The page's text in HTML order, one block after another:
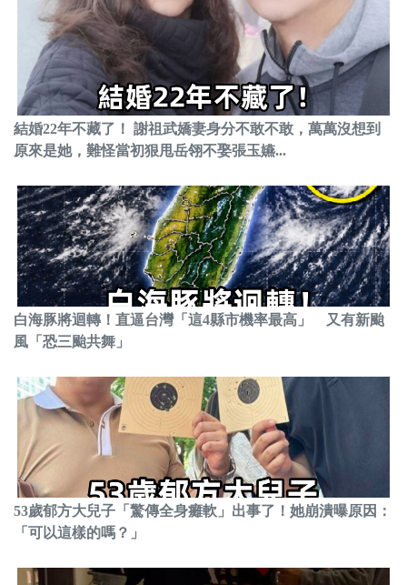
結婚22年不藏了！ 謝祖武嬌妻身分不敢不敢，萬萬沒想到
原來是她，難怪當初狠甩岳翎不娶張玉嬿...
白海豚將迴轉！直逼台灣「這4縣市機率最高」 又有新颱
風「恐三颱共舞」
53歲郁方大兒子「驚傳全身癱軟」出事了！她崩潰曝原因：
「可以這樣的嗎？」